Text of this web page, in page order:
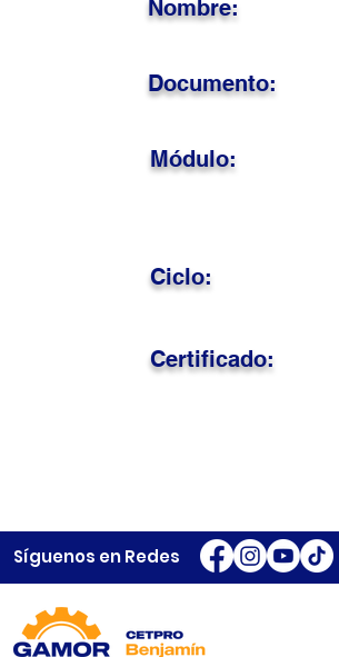
Nombre:
Documento:
Módulo:
Ciclo:
Certificado:
Síguenos en Redes